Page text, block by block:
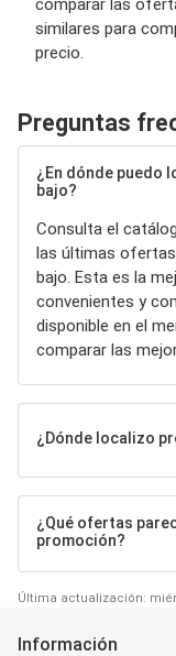
similares para
precio.
Preguntas
¿En dónde puedo
bajo?
Consulta el
las últimas
bajo. Esta es la
convenientes y
disponible en el
comparar las
¿Dónde localizo
¿Qué ofertas
promoción?
Última actualización:
Información